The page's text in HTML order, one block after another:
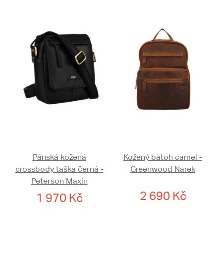
Pánská kožená
crossbody taška černá -
Peterson Maxin
1 970 Kč
Kožený batoh camel -
Greenwood Narek
2 690 Kč